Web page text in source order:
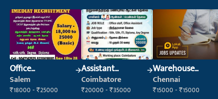
Office
Maintenance
Staff
Salem
₹18000 - ₹25000
Assistant
Manager
Coimbatore
₹20000 - ₹35000
Warehouse
Supervisor
(Warehouse &
Chennai
₹15000 - ₹15000